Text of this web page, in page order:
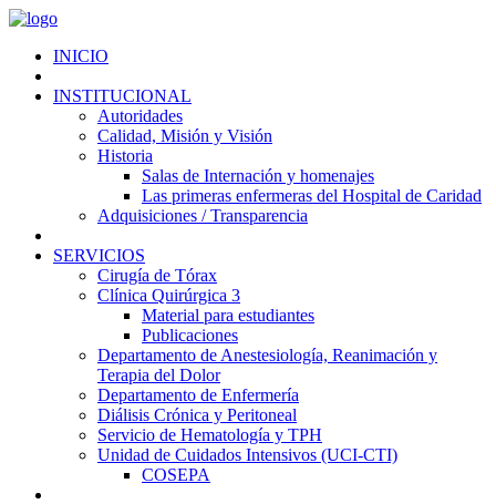
INICIO
INSTITUCIONAL
Autoridades
Calidad, Misión y Visión
Historia
Salas de Internación y homenajes
Las primeras enfermeras del Hospital de Caridad
Adquisiciones / Transparencia
SERVICIOS
Cirugía de Tórax
Clínica Quirúrgica 3
Material para estudiantes
Publicaciones
Departamento de Anestesiología, Reanimación y
Terapia del Dolor
Departamento de Enfermería
Diálisis Crónica y Peritoneal
Servicio de Hematología y TPH
Unidad de Cuidados Intensivos (UCI-CTI)
COSEPA